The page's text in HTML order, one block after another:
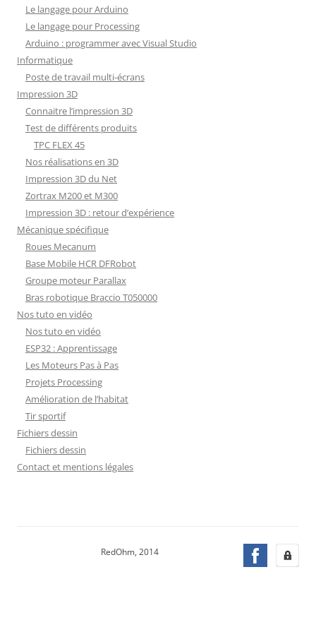
Le langage pour Arduino
Le langage pour Processing
Arduino : programmer avec Visual Studio
Informatique
Poste de travail multi-écrans
Impression 3D
Connaitre l’impression 3D
Test de différents produits
TPC FLEX 45
Nos réalisations en 3D
Impression 3D du Net
Zortrax M200 et M300
Impression 3D : retour d’expérience
Mécanique spécifique
Roues Mecanum
Base Mobile HCR DFRobot
Groupe moteur Parallax
Bras robotique Braccio T050000
Nos tuto en vidéo
Nos tuto en vidéo
ESP32 : Apprentissage
Les Moteurs Pas à Pas
Projets Processing
Amélioration de l’habitat
Tir sportif
Fichiers dessin
Fichiers dessin
Contact et mentions légales
RedOhm, 2014